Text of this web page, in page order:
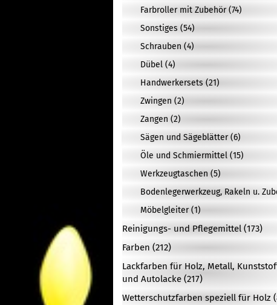
Farbroller mit Zubehör (74)
Sonstiges (54)
Schrauben (4)
Dübel (4)
Handwerkersets (21)
Zwingen (2)
Zangen (2)
Sägen und Sägeblätter (6)
Öle und Schmiermittel (15)
Werkzeugtaschen (5)
Bodenlegerwerkzeug, Rakeln u.
Möbelgleiter (1)
Reinigungs- und Pflegemittel (173)
Farben (212)
Lackfarben für Holz, Metall,
und Autolacke (217)
Wetterschutzfarben speziell für Holz